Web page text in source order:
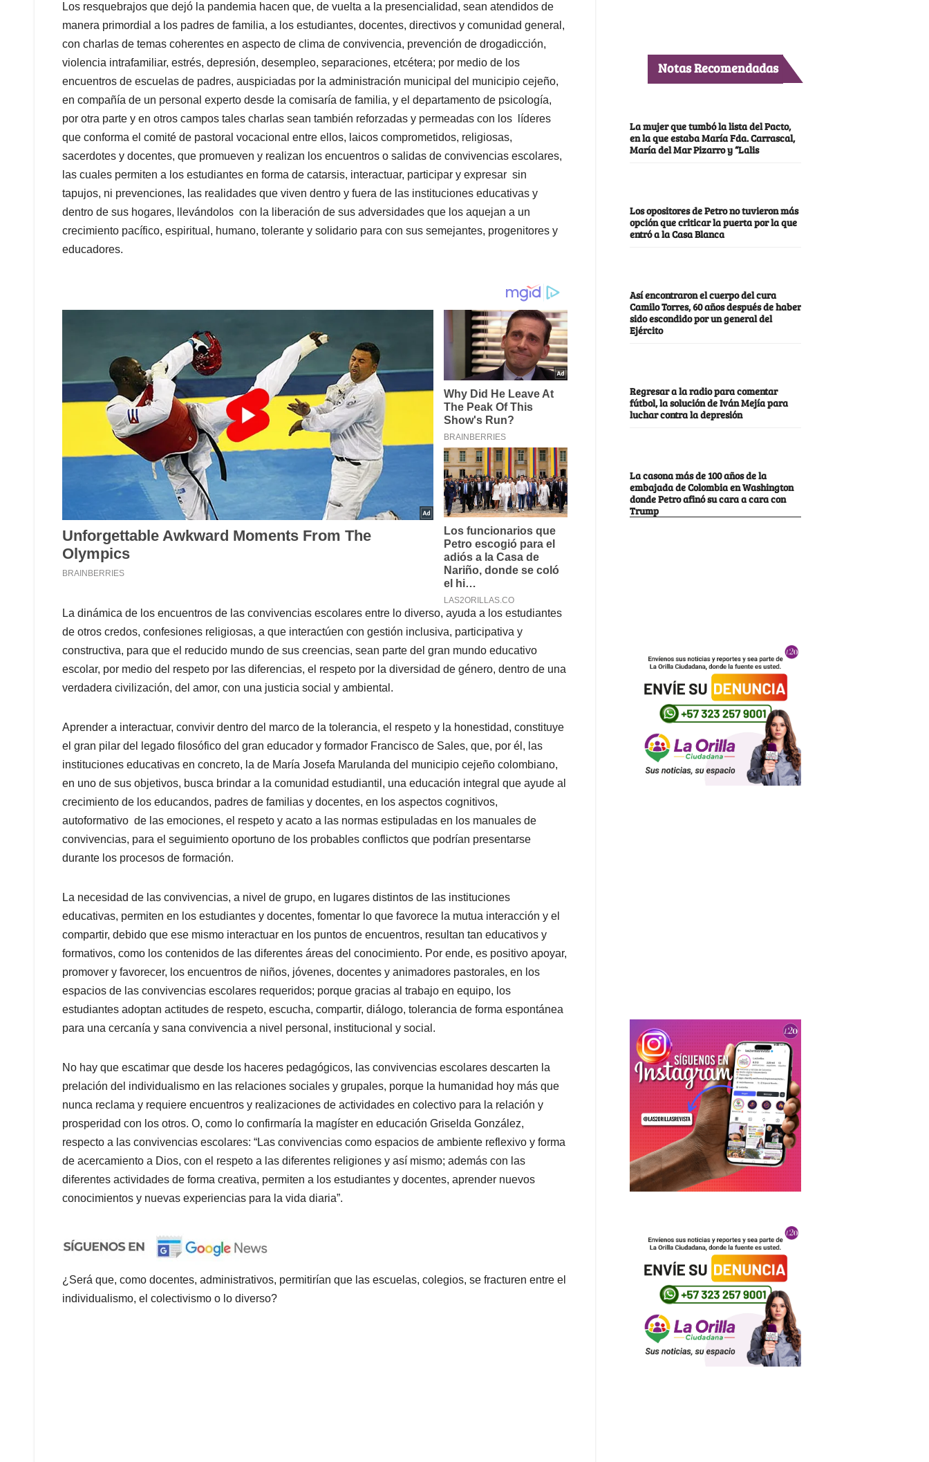
Los resquebrajos que dejó la pandemia hacen que, de vuelta a la presencialidad, sean atendidos de
manera primordial a los padres de familia, a los estudiantes, docentes, directivos y comunidad general,
con charlas de temas coherentes en aspecto de clima de convivencia, prevención de drogadicción,
violencia intrafamiliar, estrés, depresión, desempleo, separaciones, etcétera; por medio de los
encuentros de escuelas de padres, auspiciadas por la administración municipal del municipio cejeño,
en compañía de un personal experto desde la comisaría de familia, y el departamento de psicología,
por otra parte y en otros campos tales charlas sean también reforzadas y permeadas con los líderes
que conforma el comité de pastoral vocacional entre ellos, laicos comprometidos, religiosas,
sacerdotes y docentes, que promueven y realizan los encuentros o salidas de convivencias escolares,
las cuales permiten a los estudiantes en forma de catarsis, interactuar, participar y expresar sin
tapujos, ni prevenciones, las realidades que viven dentro y fuera de las instituciones educativas y
dentro de sus hogares, llevándolos con la liberación de sus adversidades que los aquejan a un
crecimiento pacífico, espiritual, humano, tolerante y solidario para con sus semejantes, progenitores y
educadores.
La dinámica de los encuentros de las convivencias escolares entre lo diverso, ayuda a los estudiantes
de otros credos, confesiones religiosas, a que interactúen con gestión inclusiva, participativa y
constructiva, para que el reducido mundo de sus creencias, sean parte del gran mundo educativo
escolar, por medio del respeto por las diferencias, el respeto por la diversidad de género, dentro de una
verdadera civilización, del amor, con una justicia social y ambiental.
Aprender a interactuar, convivir dentro del marco de la tolerancia, el respeto y la honestidad, constituye
el gran pilar del legado filosófico del gran educador y formador Francisco de Sales, que, por él, las
instituciones educativas en concreto, la de María Josefa Marulanda del municipio cejeño colombiano,
en uno de sus objetivos, busca brindar a la comunidad estudiantil, una educación integral que ayude al
crecimiento de los educandos, padres de familias y docentes, en los aspectos cognitivos,
autoformativo de las emociones, el respeto y acato a las normas estipuladas en los manuales de
convivencias, para el seguimiento oportuno de los probables conflictos que podrían presentarse
durante los procesos de formación.
La necesidad de las convivencias, a nivel de grupo, en lugares distintos de las instituciones
educativas, permiten en los estudiantes y docentes, fomentar lo que favorece la mutua interacción y el
compartir, debido que ese mismo interactuar en los puntos de encuentros, resultan tan educativos y
formativos, como los contenidos de las diferentes áreas del conocimiento. Por ende, es positivo apoyar,
promover y favorecer, los encuentros de niños, jóvenes, docentes y animadores pastorales, en los
espacios de las convivencias escolares requeridos; porque gracias al trabajo en equipo, los
estudiantes adoptan actitudes de respeto, escucha, compartir, diálogo, tolerancia de forma espontánea
para una cercanía y sana convivencia a nivel personal, institucional y social.
No hay que escatimar que desde los haceres pedagógicos, las convivencias escolares descarten la
prelación del individualismo en las relaciones sociales y grupales, porque la humanidad hoy más que
nunca reclama y requiere encuentros y realizaciones de actividades en colectivo para la relación y
prosperidad con los otros. O, como lo confirmaría la magíster en educación Griselda González,
respecto a las convivencias escolares: “Las convivencias como espacios de ambiente reflexivo y forma
de acercamiento a Dios, con el respeto a las diferentes religiones y así mismo; además con las
diferentes actividades de forma creativa, permiten a los estudiantes y docentes, aprender nuevos
conocimientos y nuevas experiencias para la vida diaria”.
¿Será que, como docentes, administrativos, permitirían que las escuelas, colegios, se fracturen entre el
individualismo, el colectivismo o lo diverso?
Notas Recomendadas
La mujer que tumbó la lista del Pacto,
en la que estaba María Fda. Carrascal,
María del Mar Pizarro y “Lalis
Los opositores de Petro no tuvieron más
opción que criticar la puerta por la que
entró a la Casa Blanca
Así encontraron el cuerpo del cura
Camilo Torres, 60 años después de haber
sido escondido por un general del
Ejército
Regresar a la radio para comentar
fútbol, la solución de Iván Mejía para
luchar contra la depresión
La casona más de 100 años de la
embajada de Colombia en Washington
donde Petro afinó su cara a cara con
Trump